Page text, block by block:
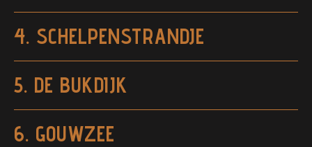
4. SCHELPENSTRANDJE
5. DE BUKDIJK
6. GOUWZEE